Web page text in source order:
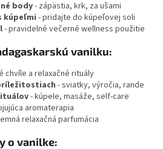
body- zápästia, krk, za ušami
kúpeľmi- pridajte do kúpeľovej soli
- pravidelné večerné wellness použitie
vanilku:
chvíle a relaxačné rituály
- sviatky, výročia, rande
- kúpele, masáže, self-care
aromaterapia
relaxačná parfumácia
o vanilke: